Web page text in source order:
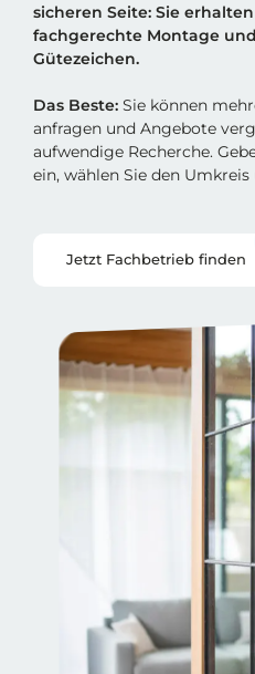
sicheren Seite: Sie
fachgerechte Montage
Gütezeichen.
Das Beste: Sie können
anfragen und Angebote
aufwendige Recherche.
ein, wählen Sie den
Jetzt Fachbetrieb finden